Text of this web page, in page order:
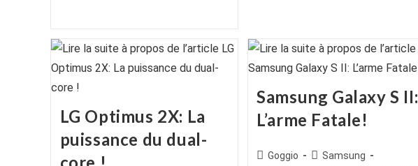
publication :
LG Optimus 2X: La
puissance du dual-
core !
Samsung Galaxy S II:
L’arme Fatale!
Auteur/autrice
Goggio
PostSamsung